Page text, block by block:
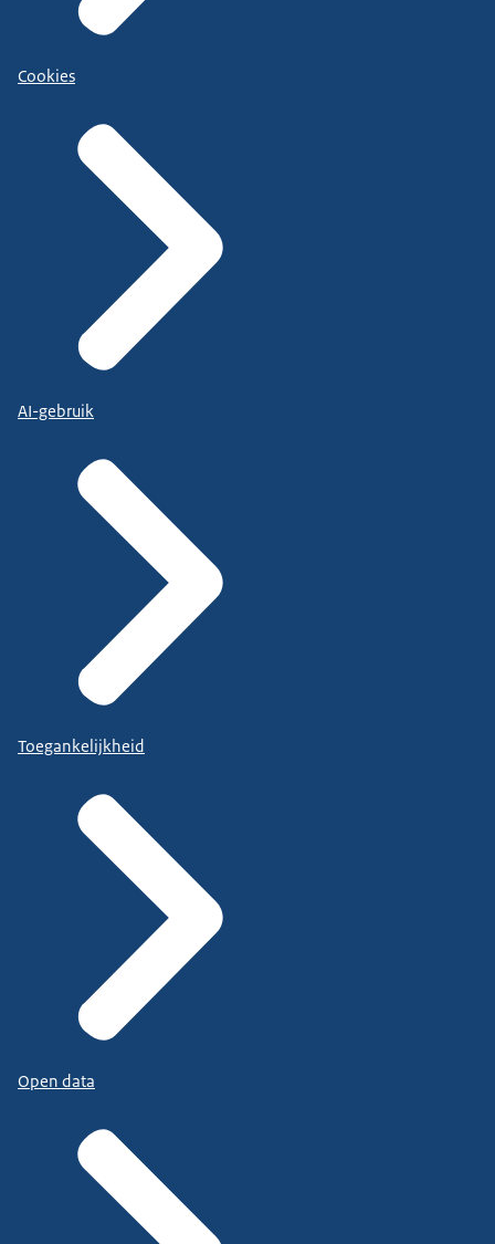
Cookies
AI-gebruik
Toegankelijkheid
Open data